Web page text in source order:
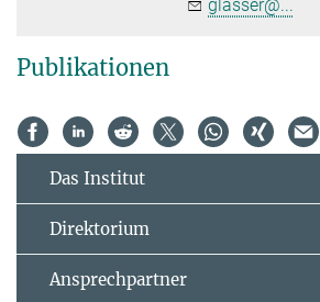
glasser@...
Publikationen
Das Institut
Direktorium
Ansprechpartner